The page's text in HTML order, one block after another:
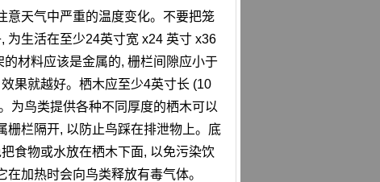
意天气中严重的温度变化。不要把笼
为生活在至少24英寸宽 x24 英寸 x36
材料应该是金属的, 栅栏间隙应小于
果就越好。栖木应至少4英寸长 (10
为鸟类提供各种不同厚度的栖木可以
栅栏隔开, 以防止鸟踩在排泄物上。底
食物或水放在栖木下面, 以免污染饮
加热时会向鸟类释放有毒气体。